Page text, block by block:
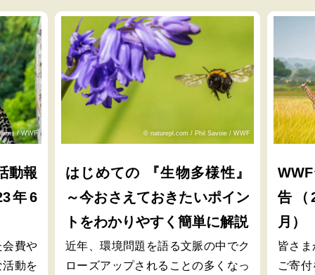
/ WWF
動報
年6
会費や
動を
© naturepl.com / Phil Savoie / WWF
はじめての 『生物多様性』
～今おさえておきたいポイン
トをわかりやすく簡単に解説
近年、環境問題を語る文脈の中でク
ローズアップされることの多くなっ
告（
月）
皆さ
ご寄